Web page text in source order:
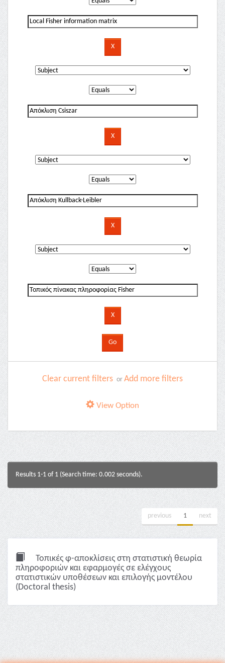
Clear current filters or Add more filters
View Option
Results 1-1 of 1 (Search time: 0.002 seconds).
previous 1 next
Τοπικές φ-αποκλίσεις στη στατιστική θεωρία
πληροφοριών και εφαρμογές σε ελέγχους
στατιστικών υποθέσεων και επιλογής μοντέλου
(Doctoral thesis)